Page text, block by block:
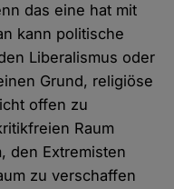
das eine hat mit
kann politische
Liberalismus oder
Grund, religiöse
offen zu
Raum
den Extremisten
zu verschaffen